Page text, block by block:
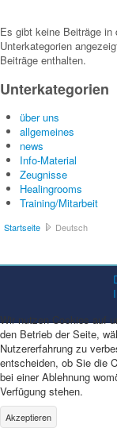
Es gibt keine Beiträge in
Unterkategorien
Beiträge enthalten.
Unterkategorien
über uns
allgemeines
news
Info-Material
Zeugnisse
Healingrooms
Training/Mitarbeit
Startseite Deutsch
Wir nutzen Cookies auf
den Betrieb der Seite,
Nutzererfahrung zu
entscheiden, ob Sie die
bei einer Ablehnung
Verfügung stehen.
Akzeptieren